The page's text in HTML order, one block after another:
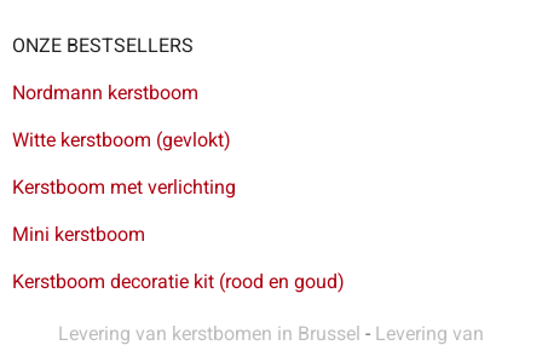
ONZE BESTSELLERS
Nordmann kerstboom
Witte kerstboom (gevlokt)
Kerstboom met verlichting
Mini kerstboom
Kerstboom decoratie kit (rood en goud)
Levering van kerstbomen in Brussel - Levering van